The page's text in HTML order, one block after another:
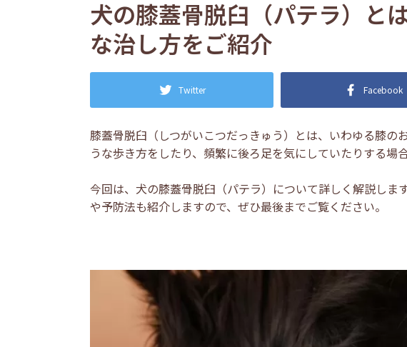
犬の膝蓋骨脱臼（パテラ）と
な治し方をご紹介
Twitter Facebook
膝蓋骨脱臼（しつがいこつだっきゅう）とは、いわゆる膝の
うな歩き方をしたり、頻繁に後ろ足を気にしていたりする場
今回は、犬の膝蓋骨脱臼（パテラ）について詳しく解説しま
や予防法も紹介しますので、ぜひ最後までご覧ください。